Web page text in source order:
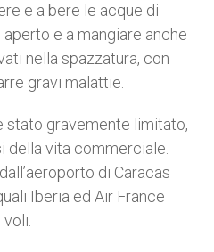
e a bere le acque di
e a mangiare anche
nella spazzatura, con
gravi malattie.
stato gravemente limitato,
della vita commerciale.
di Caracas
Iberia ed Air France